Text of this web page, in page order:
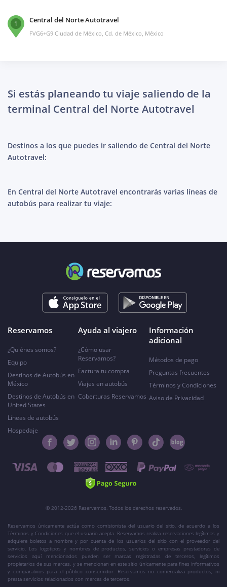
1 Central del Norte Autotravel
FVG6+G9 Ciudad de México, Cd. de México, México
Si estás planeando tu viaje saliendo de la
terminal Central del Norte Autotravel
Destinos a los que puedes ir saliendo de Central del Norte
Autotravel:
En Central del Norte Autotravel encontrarás varias líneas de
autobús para realizar tu viaje:
Reservamos
¿Quiénes somos?
Equipo
Destinos de Autobús en
México
Destinos de Autobús en
United States
Líneas de autobús
Hospedaje
Ayuda al viajero
¿Cómo usar
Reservamos?
Factura tu compra
Viajes en autobús
Coberturas Reservamos
Información
adicional
Métodos de pago
Preguntas frecuentes
Términos y Condiciones
Aviso de Privacidad
© 2012-2026 Reservamos. Todos los derechos reservados.
Reservamos únicamente actúa como comisionista del usuario del sitio, de acuerdo a los
Términos y Condiciones que el usuario acepta. Reservamos realiza reservaciones legítimas y
adquiere boletos a nombre y por cuenta de los usuarios del sitio con el proveedor del
servicio. Los logotipos y nombres de productos, servicios o empresas prestadoras de
servicios aquí mencionados pueden ser marcas registradas de terceros, legítimos
propietarios de sus marcas, y se mencionan en este sitio únicamente para fines informativos
y comparativos para el público consumidor. Reservamos no comercializa productos, ni
presta servicios relacionados con marcas de terceros.